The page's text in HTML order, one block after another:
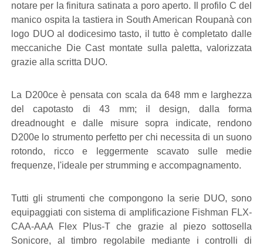
notare per la finitura satinata a poro aperto. Il profilo C del
manico ospita la tastiera in South American Roupanà con
logo DUO al dodicesimo tasto, il tutto è completato dalle
meccaniche Die Cast montate sulla paletta, valorizzata
grazie alla scritta DUO.
La D200ce è pensata con scala da 648 mm e larghezza
del capotasto di 43 mm; il design, dalla forma
dreadnought e dalle misure sopra indicate, rendono
D200e lo strumento perfetto per chi necessita di un suono
rotondo, ricco e leggermente scavato sulle medie
frequenze, l'ideale per strumming e accompagnamento.
Tutti gli strumenti che compongono la serie DUO, sono
equipaggiati con sistema di amplificazione Fishman FLX-
CAA-AAA Flex Plus-T che grazie al piezo sottosella
Sonicore, al timbro regolabile mediante i controlli di